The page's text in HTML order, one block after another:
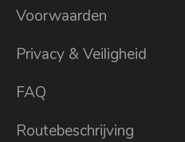
Voorwaarden
Privacy & Veiligheid
FAQ
Routebeschrijving